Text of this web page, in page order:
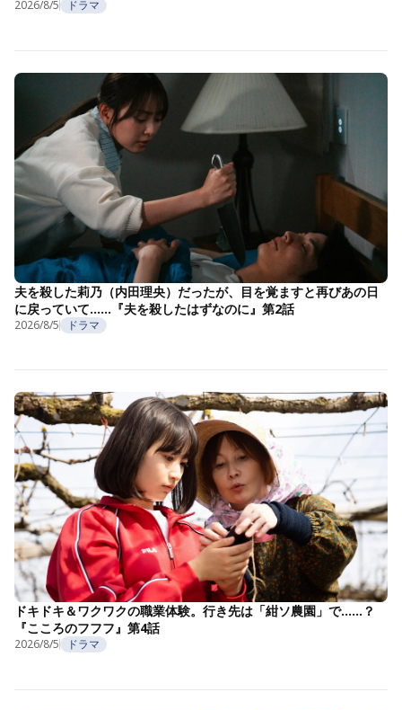
2026/8/5 ドラマ
夫を殺した莉乃（内田理央）だったが、目を覚ますと再びあの日
に戻っていて……『夫を殺したはずなのに』第2話
2026/8/5 ドラマ
ドキドキ＆ワクワクの職業体験。行き先は「紺ソ農園」で……？
『こころのフフフ』第4話
2026/8/5 ドラマ